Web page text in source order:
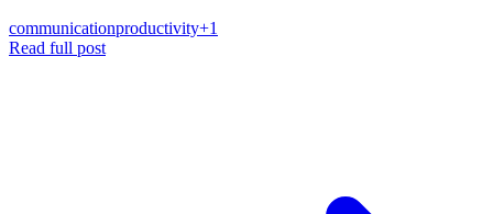
communicationproductivity+1
Read full post